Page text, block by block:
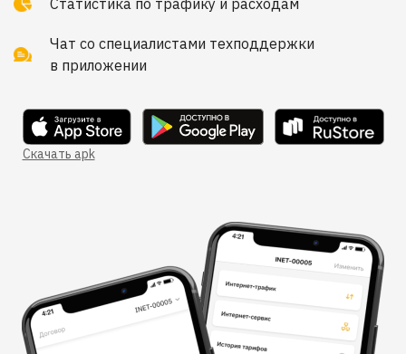
Чат со специалистами техподдержки
в приложении
Скачать apk